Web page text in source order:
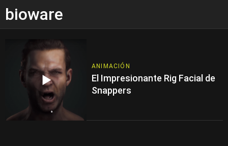
bioware
ANIMACIÓN
El Impresionante Rig Facial de
Snappers